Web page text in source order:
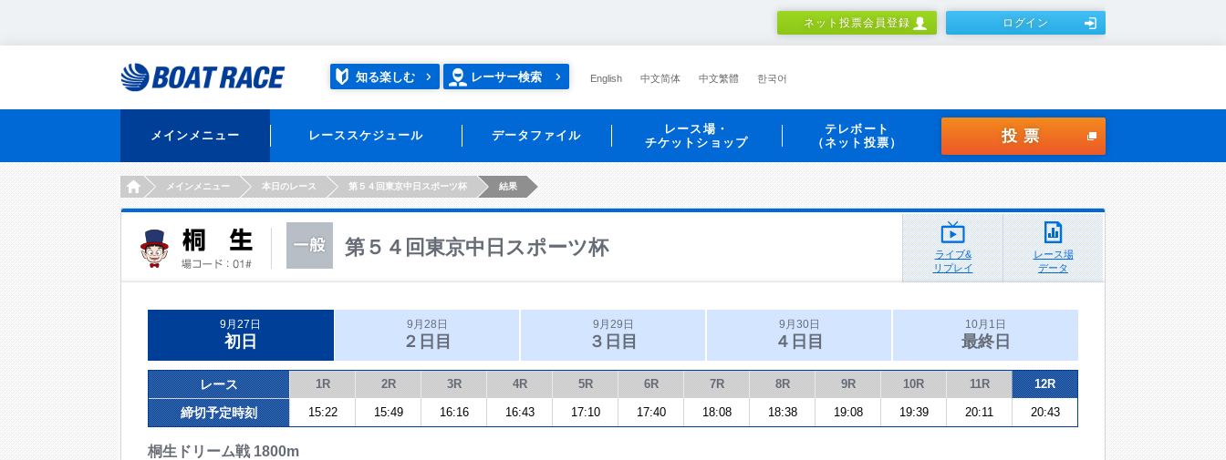
ネット投票会員登録 ログイン
知る楽しむ レーサー検索 English 中文简体 中文繁體 한국어
メインメニュー レーススケジュール データファイル
レース場・
チケットショップ
テレボート
（ネット投票）
投票
HOMEメインメニュー 本日のレース 第５４回東京中日スポーツ杯 結果
第５４回東京中日スポーツ杯
ライブ&
リプレイ
レース場
データ
9月27日
初日
9月28日
２日目
9月29日
３日目
9月30日
４日目
10月1日
最終日
レース 1R 2R 3R 4R 5R 6R 7R 8R 9R 10R 11R 12R
締切予定時刻 15:22 15:49 16:16 16:43 17:10 17:40 18:08 18:38 19:08 19:39 20:11 20:43
桐生ドリーム戦 1800m